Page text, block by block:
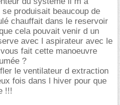
produisait beaucoup de
chauffait dans le reservoir
cela pouvait venir d un
avec l aspirateur avec le
fait cette manoeuvre
?
le ventilateur d extraction
fois dans l hiver pour que
!!!